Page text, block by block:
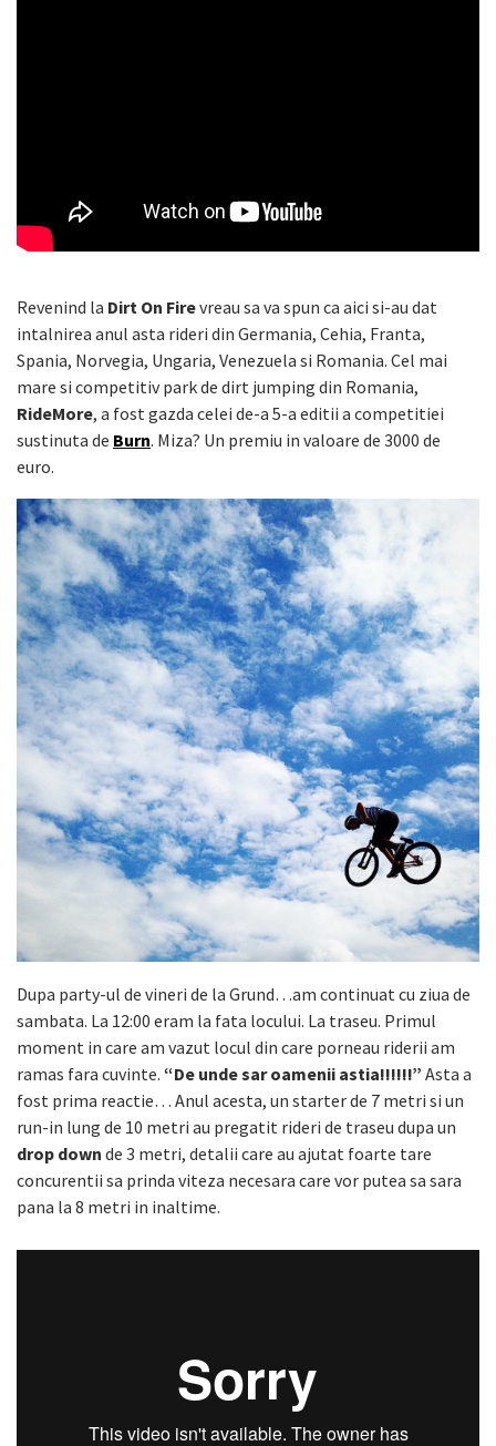
Revenind la Dirt On Firevreau sa va spun ca aici si-au dat
intalnirea anul asta rideri din Germania, Cehia, Franta,
Spania, Norvegia, Ungaria, Venezuela si Romania. Cel mai
mare si competitiv park de dirt jumping din Romania,
RideMore, a fost gazda celei de-a 5-a editii a competitiei
sustinuta de Burn. Miza? Un premiu in valoare de 3000 de
euro.
Dupa party-ul de vineri de la Grund…am continuat cu ziua de
sambata. La 12:00 eram la fata locului. La traseu. Primul
moment in care am vazut locul din care porneau riderii am
ramas fara cuvinte. “De unde sar oamenii astia!!!!!!” Asta a
fost prima reactie… Anul acesta, un starter de 7 metri si un
run-in lung de 10 metri au pregatit rideri de traseu dupa un
drop down de 3 metri, detalii care au ajutat foarte tare
concurentii sa prinda viteza necesara care vor putea sa sara
pana la 8 metri in inaltime.